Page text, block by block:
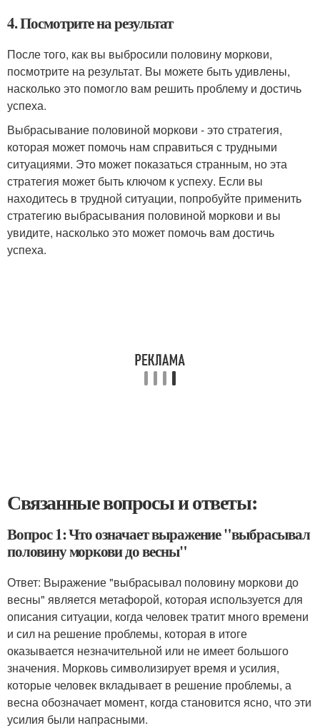
4. Посмотрите на результат
После того, как вы выбросили половину моркови,
посмотрите на результат. Вы можете быть удивлены,
насколько это помогло вам решить проблему и достичь
успеха.
Выбрасывание половиной моркови - это стратегия,
которая может помочь нам справиться с трудными
ситуациями. Это может показаться странным, но эта
стратегия может быть ключом к успеху. Если вы
находитесь в трудной ситуации, попробуйте применить
стратегию выбрасывания половиной моркови и вы
увидите, насколько это может помочь вам достичь
успеха.
Связанные вопросы и ответы:
Вопрос 1: Что означает выражение "выбрасывал
половину моркови до весны"
Ответ: Выражение "выбрасывал половину моркови до
весны" является метафорой, которая используется для
описания ситуации, когда человек тратит много времени
и сил на решение проблемы, которая в итоге
оказывается незначительной или не имеет большого
значения. Морковь символизирует время и усилия,
которые человек вкладывает в решение проблемы, а
весна обозначает момент, когда становится ясно, что эти
усилия были напрасными.